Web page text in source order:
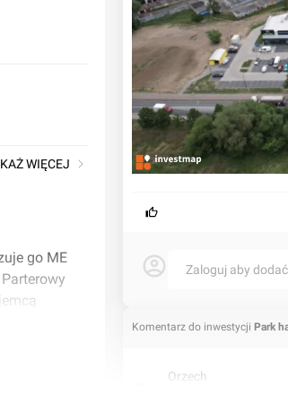
WIĘCEJ
go ME
Zaloguj aby
Komentarz do inwestycji Park
Orzech